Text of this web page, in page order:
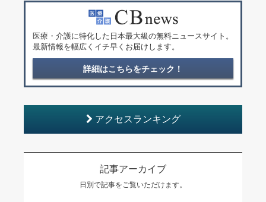
医療・介護に特化した日本最大級の無料ニュースサイト。
最新情報を幅広くイチ早くお届けします。
詳細はこちらをチェック！
アクセスランキング
記事アーカイブ
日別で記事をご覧いただけます。